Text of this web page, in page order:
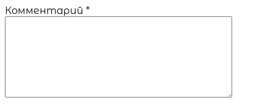
Комментарий *